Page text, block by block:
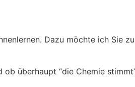
Dazu möchte ich Sie
überhaupt “die Chemie